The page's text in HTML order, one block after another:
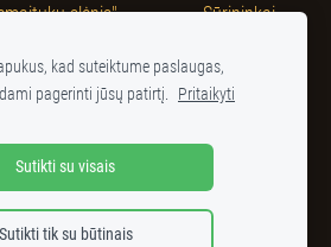
slėnis"
Sūrininkai
kad suteiktume paslaugas,
pagerinti jūsų patirtį. Pritaikyti
Sutikti su visais
Sutikti tik su būtinais